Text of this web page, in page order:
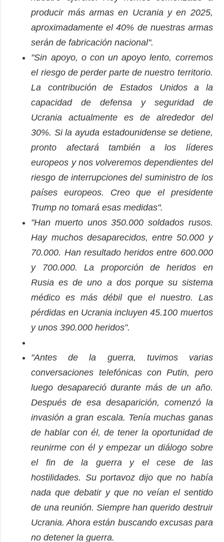
producir más armas en Ucrania y en 2025,
aproximadamente el 40% de nuestras armas
serán de fabricación nacional".
"Sin apoyo, o con un apoyo lento, corremos
el riesgo de perder parte de nuestro territorio.
La contribución de Estados Unidos a la
capacidad de defensa y seguridad de
Ucrania actualmente es de alrededor del
30%. Si la ayuda estadounidense se detiene,
pronto afectará también a los líderes
europeos y nos volveremos dependientes del
riesgo de interrupciones del suministro de los
países europeos. Creo que el presidente
Trump no tomará esas medidas".
"Han muerto unos 350.000 soldados rusos.
Hay muchos desaparecidos, entre 50.000 y
70.000. Han resultado heridos entre 600.000
y 700.000. La proporción de heridos en
Rusia es de uno a dos porque su sistema
médico es más débil que el nuestro. Las
pérdidas en Ucrania incluyen 45.100 muertos
y unos 390.000 heridos”.
"Antes de la guerra, tuvimos varias
conversaciones telefónicas con Putin, pero
luego desapareció durante más de un año.
Después de esa desaparición, comenzó la
invasión a gran escala. Tenía muchas ganas
de hablar con él, de tener la oportunidad de
reunirme con él y empezar un diálogo sobre
el fin de la guerra y el cese de las
hostilidades. Su portavoz dijo que no había
nada que debatir y que no veían el sentido
de una reunión. Siempre han querido destruir
Ucrania. Ahora están buscando excusas para
no detener la guerra.